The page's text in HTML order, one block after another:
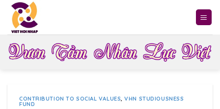
Skip
content
CONTRIBUTION TO SOCIAL VALUES ,VHN STUDIOUSNESS
FUND